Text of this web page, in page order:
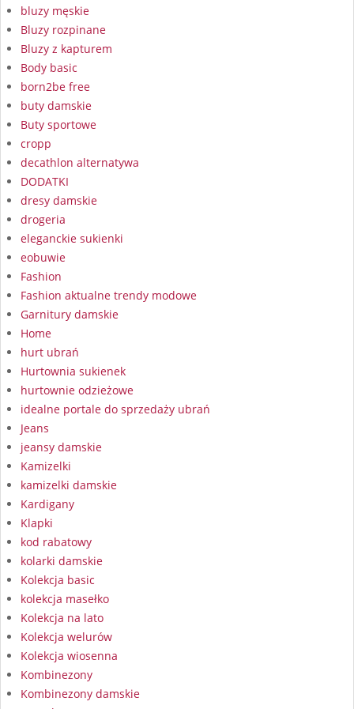
bluzy męskie
Bluzy rozpinane
Bluzy z kapturem
Body basic
born2be free
buty damskie
Buty sportowe
cropp
decathlon alternatywa
DODATKI
dresy damskie
drogeria
eleganckie sukienki
eobuwie
Fashion
Fashion aktualne trendy modowe
Garnitury damskie
Home
hurt ubrań
Hurtownia sukienek
hurtownie odzieżowe
idealne portale do sprzedaży ubrań
Jeans
jeansy damskie
Kamizelki
kamizelki damskie
Kardigany
Klapki
kod rabatowy
kolarki damskie
Kolekcja basic
kolekcja masełko
Kolekcja na lato
Kolekcja welurów
Kolekcja wiosenna
Kombinezony
Kombinezony damskie